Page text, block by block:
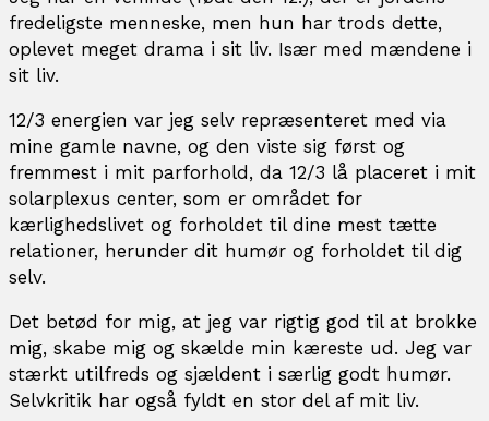
fredeligste menneske, men hun har trods dette,
oplevet meget drama i sit liv. Især med mændene i
sit liv.
12/3 energien var jeg selv repræsenteret med via
mine gamle navne, og den viste sig først og
fremmest i mit parforhold, da 12/3 lå placeret i mit
solarplexus center, som er området for
kærlighedslivet og forholdet til dine mest tætte
relationer, herunder dit humør og forholdet til dig
selv.
Det betød for mig, at jeg var rigtig god til at brokke
mig, skabe mig og skælde min kæreste ud. Jeg var
stærkt utilfreds og sjældent i særlig godt humør.
Selvkritik har også fyldt en stor del af mit liv.